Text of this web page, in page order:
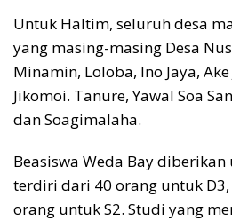
Untuk Haltim, seluruh desa
yang masing-masing Desa
Minamin, Loloba, Ino Jaya,
Jikomoi. Tanure, Yawal Soa
dan Soagimalaha.
Beasiswa Weda Bay
terdiri dari 40 orang untuk D3,
orang untuk S2. Studi yang